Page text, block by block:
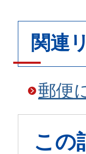
関連
郵便
この